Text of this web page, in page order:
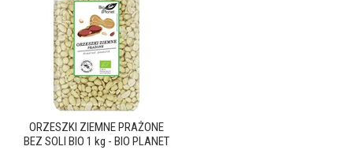
ORZESZKI ZIEMNE PRAŻONE
BEZ SOLI BIO 1 kg - BIO PLANET